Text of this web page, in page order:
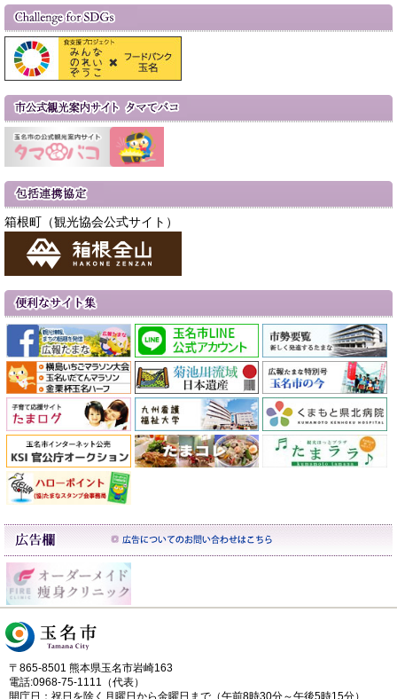
箱根町（観光協会公式サイト）
〒865-8501 熊本県玉名市岩崎163
電話:0968-75-1111（代表）
開庁日：祝日を除く月曜日から金曜日まで（午前8時30分～午後5時15分）